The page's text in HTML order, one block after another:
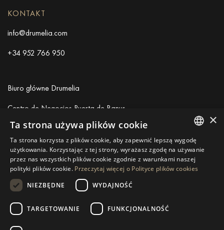
KONTAKT
info@drumelia.com
+34 952 766 950
Biuro główne Drumelia
Centro de Negocios Puerta de Banus
Edificio B, Local 11
+34 952 766 950
info@drumelia.com
© 2026 Drumelia Real Estate.
Linkedin Instagram Youtube
ENGLISH
SPANISH
×
Ta strona używa plików cookie
Ta strona korzysta z plików cookie, aby zapewnić lepszą wygodę
użytkowania. Korzystając z tej strony, wyrażasz zgodę na używanie
przez nas wszystkich plików cookie zgodnie z warunkami naszej
polityki plików cookie. Przeczytaj więcej o Polityce plików cookies
NIEZBĘDNE
WYDAJNOŚĆ
TARGETOWANIE FUNKCJONALNOŚĆ